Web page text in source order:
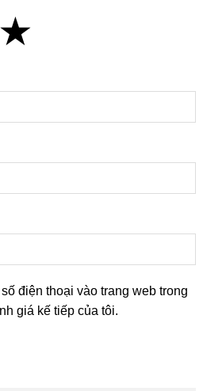
★
điện thoại vào trang web trong
giá kế tiếp của tôi.